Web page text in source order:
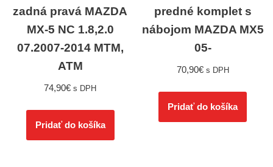
zadná pravá MAZDA
MX-5 NC 1.8,2.0
07.2007-2014 MTM,
ATM
74,90€ s DPH
Pridať do košíka
predné komplet s
nábojom MAZDA MX5
05-
70,90€ s DPH
Pridať do košíka